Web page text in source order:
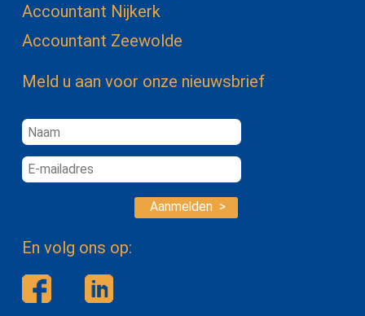
Accountant Nijkerk
Accountant Zeewolde
Meld u aan voor onze nieuwsbrief
Aanmelden >
En volg ons op: